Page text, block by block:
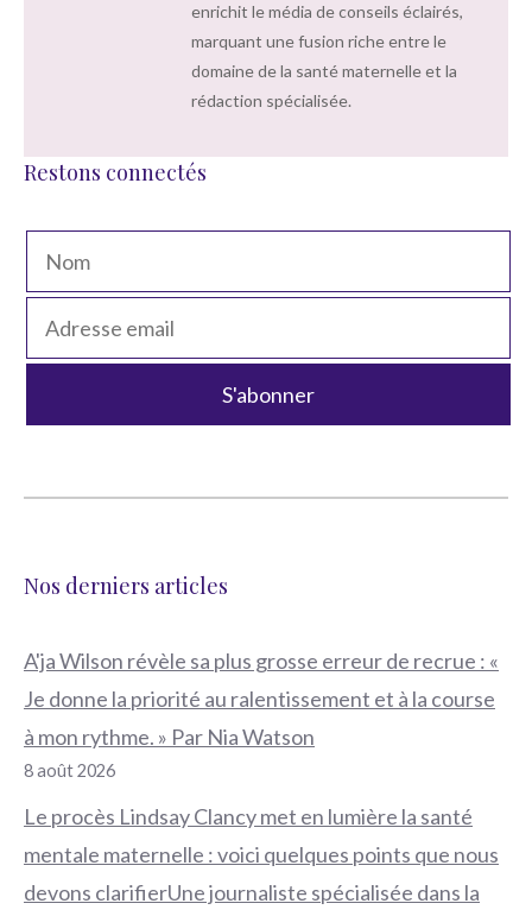
enrichit le média de conseils éclairés,
marquant une fusion riche entre le
domaine de la santé maternelle et la
rédaction spécialisée.
Restons connectés
Nos derniers articles
A'ja Wilson révèle sa plus grosse erreur de recrue : «
Je donne la priorité au ralentissement et à la course
à mon rythme. » Par Nia Watson
8 août 2026
Le procès Lindsay Clancy met en lumière la santé
mentale maternelle : voici quelques points que nous
devons clarifierUne journaliste spécialisée dans la